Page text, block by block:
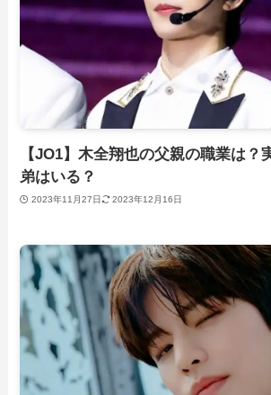
【JO1】木全翔也の父親の職業は？
弟はいる？
2023年11月27日 2023年12月16日